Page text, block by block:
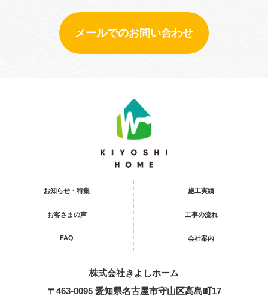
メールでのお問い合わせ
お知らせ・特集 施工実績
お客さまの声 工事の流れ
FAQ 会社案内
株式会社きよし​ホーム
〒463-0095 愛知県名古屋市守山区高島町17